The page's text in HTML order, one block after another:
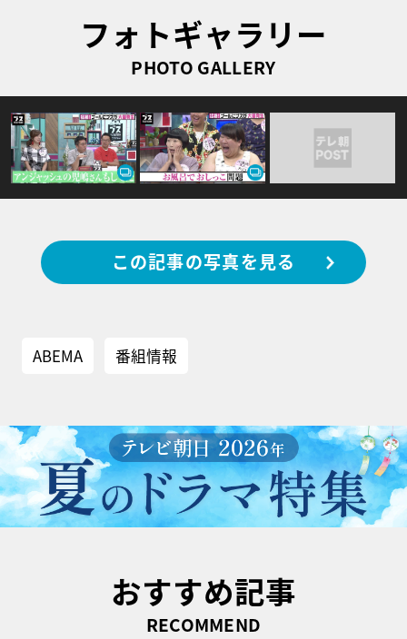
フォトギャラリー
PHOTO GALLERY
この記事の写真を見る
ABEMA 番組情報
おすすめ記事
RECOMMEND